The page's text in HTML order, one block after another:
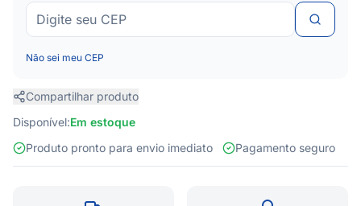
Não sei meu CEP
Compartilhar produto
Disponível:Em estoque
Produto pronto para envio imediato
Pagamento seguro